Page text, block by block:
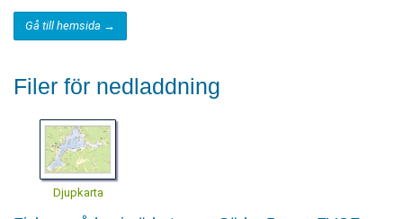
Gå till hemsida →
Filer för nedladdning
Djupkarta